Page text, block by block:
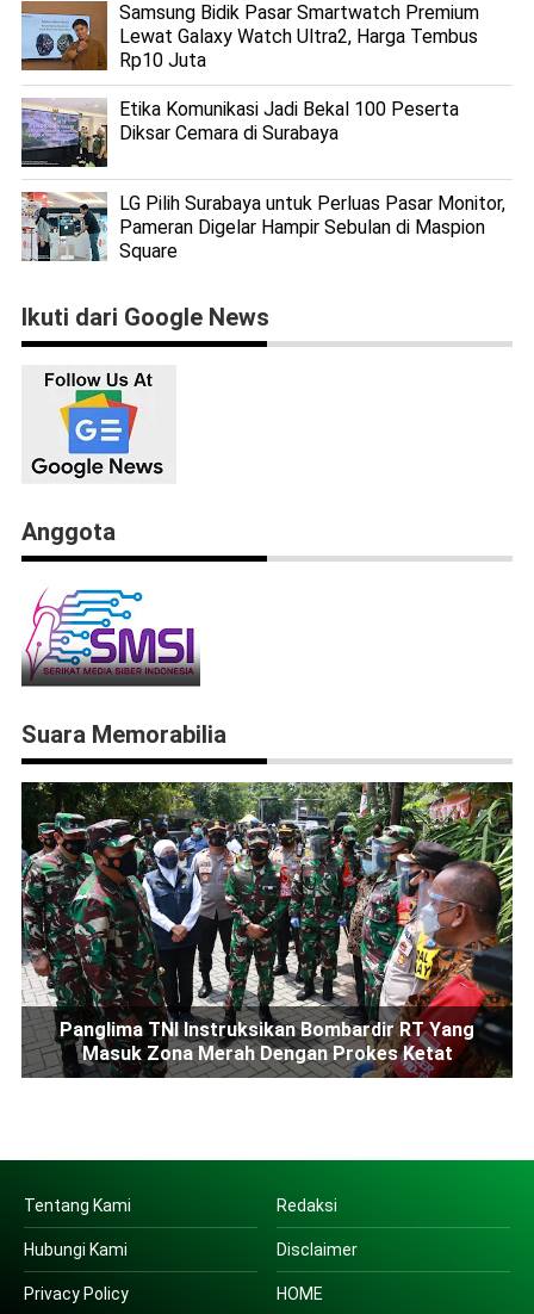
Samsung Bidik Pasar Smartwatch Premium
Lewat Galaxy Watch Ultra2, Harga Tembus
Rp10 Juta
Etika Komunikasi Jadi Bekal 100 Peserta
Diksar Cemara di Surabaya
LG Pilih Surabaya untuk Perluas Pasar Monitor,
Pameran Digelar Hampir Sebulan di Maspion
Square
Ikuti dari Google News
Anggota
Suara Memorabilia
Panglima TNI Instruksikan Bombardir RT Yang
Masuk Zona Merah Dengan Prokes Ketat
Tentang Kami Redaksi
Hubungi Kami Disclaimer
Privacy Policy HOME